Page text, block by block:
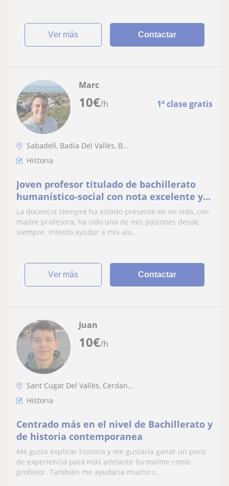
ver más Contactar
10€/h 1ª clase gratis
Marc
Sabadell, Badia Del Vallès, B...
Historia
Joven profesor titulado de bachillerato
humanístico-social con nota excelente y
ganas de enseñar y ayudar a jóvenes
estudiantes.
La docencia siempre ha estado presente en mi vida, con
madre profesora, ha sido una de mis pasiones desde
siempre. Intento ayudar a mis alu...
ver más Contactar
10€/h
Juan
Sant Cugat Del Vallès, Cerdan...
Historia
Centrado más en el nivel de Bachillerato y
de historia contemporanea
Me gusta explicar historia y me gustaría ganar un poco
de experiencia para más adelante formarme como
profesor. También me ayudaría mucho c...